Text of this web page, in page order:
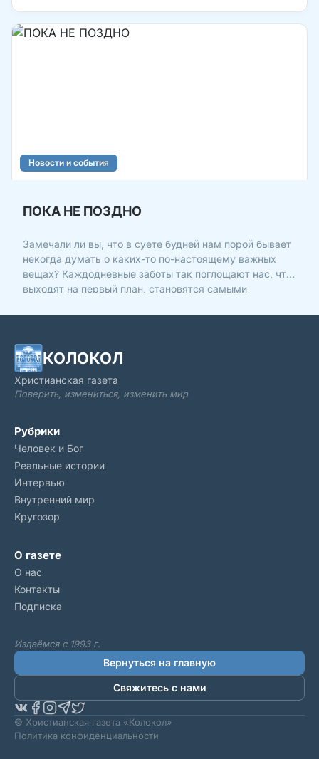
Новости и события
ПОКА НЕ ПОЗДНО
Замечали ли вы, что в суете будней нам порой бывает
некогда думать о каких-то по-настоящему важных
вещах? Каждодневные заботы так поглощают нас, что
выходят на первый план, становятся самыми
событие: кто-то заболел или выздоровел, кто-то
КОЛОКОЛ
Христианская газета
Поверить, измениться, изменить мир
Рубрики
Человек и Бог
Реальные истории
Интервью
Внутренний мир
Кругозор
О газете
О нас
Контакты
Подписка
Издаёмся с 1993 г.
Вернуться на главную
Свяжитесь с нами
© Христианская газета «Колокол»
Политика конфиденциальности